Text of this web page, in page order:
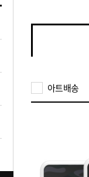
아트배송